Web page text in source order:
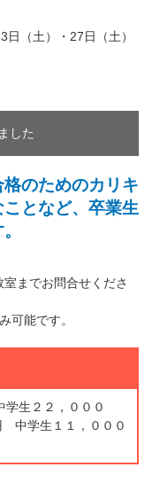
（土）・27日（土）
した
のためのカリキ
となど、卒業生
までお問合せくださ
可能です。
生２２，０００
中学生１１，０００